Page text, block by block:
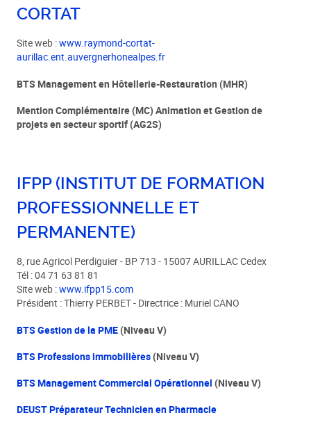
CORTAT
Site web :www.raymond-cortat-
aurillac.ent.auvergnerhonealpes.fr
BTS Management en Hôtellerie-Restauration (MHR)
Mention Complémentaire (MC) Animation et Gestion de
projets en secteur sportif (AG2S)
IFPP (INSTITUT DE FORMATION
PROFESSIONNELLE ET
PERMANENTE)
8, rue Agricol Perdiguier - BP 713 - 15007 AURILLAC Cedex
Tél : 04 71 63 81 81
Site web :www.ifpp15.com
Président : Thierry PERBET - Directrice : Muriel CANO
BTS Gestion de la PME (Niveau V)
BTS Professions immobilières (Niveau V)
BTSManagement Commercial Opérationnel (Niveau V)
DEUST Préparateur Technicien en Pharmacie